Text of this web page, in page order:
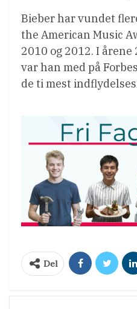
Bieber har vundet
the American Music
2010 og 2012. I årene
var han med på
de ti mest
Del